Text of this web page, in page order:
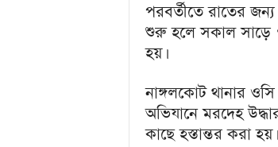
পরবর্তীতে রাতের
শুরু হলে সকাল সাড়ে
হয়।
নাঙ্গলকোট থানার
অভিযানে মরদেহ
কাছে হস্তান্তর করা হয়।